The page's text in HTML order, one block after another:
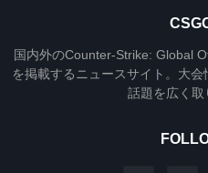
国内外のCounter-Strike: Global
を掲載するニュースサイト。大
話題を広く取